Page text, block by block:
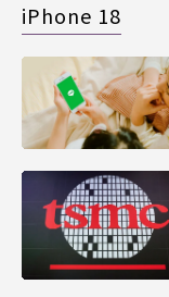
iPhone 18